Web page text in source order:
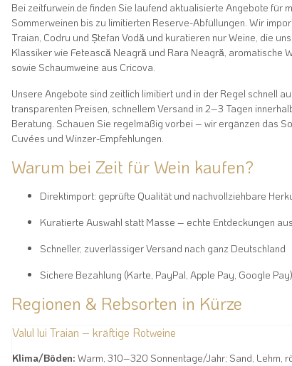
Bei zeitfurwein.de finden Sie laufend aktualisierte Angebote für
Sommerweinen bis zu limitierten Reserve-Abfüllungen. Wir
Traian, Codru und Ștefan Vodă und kuratieren nur Weine, die
Klassiker wie Fetească Neagră und Rara Neagră, aromatische
sowie Schaumweine aus Cricova.
Unsere Angebote sind zeitlich limitiert und in der Regel schnell
transparenten Preisen, schnellem Versand in 2–3 Tagen
Beratung. Schauen Sie regelmäßig vorbei – wir ergänzen das
Cuvées und Winzer-Empfehlungen.
Warum bei Zeit für Wein kaufen?
Direktimport: geprüfte Qualität und nachvollziehbare
Kuratierte Auswahl statt Masse – echte Entdeckungen
Schneller, zuverlässiger Versand nach ganz Deutschland
Sichere Bezahlung (Karte, PayPal, Apple Pay, Google Pay)
Regionen & Rebsorten in Kürze
Valul lui Traian – kräftige Rotweine
Klima/Böden: Warm, 310–320 Sonnentage/Jahr; Sand, Lehm,